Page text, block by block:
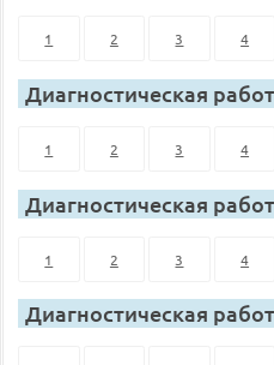
1 2 3 4
Диагностическая
1 2 3 4
Диагностическая
1 2 3 4
Диагностическая